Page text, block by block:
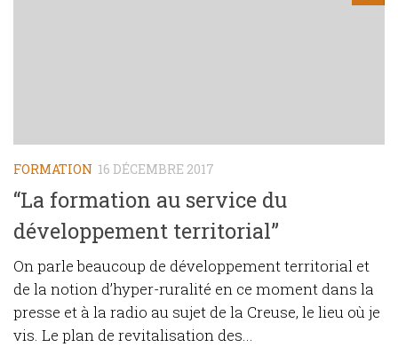
FORMATION 16 DÉCEMBRE 2017
“La formation au service du
développement territorial”
On parle beaucoup de développement territorial et
de la notion d’hyper-ruralité en ce moment dans la
presse et à la radio au sujet de la Creuse, le lieu où je
vis. Le plan de revitalisation des...